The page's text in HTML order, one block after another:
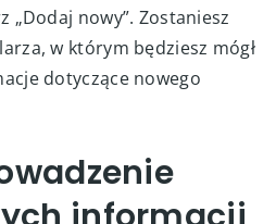
„Dodaj nowy”. Zostaniesz
w którym będziesz mógł
dotyczące nowego